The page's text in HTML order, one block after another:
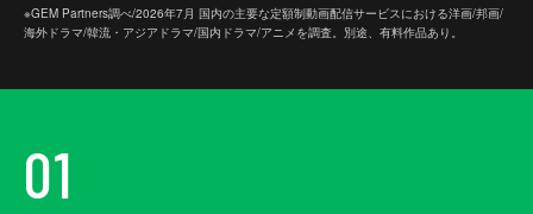
※GEM Partners調べ/2026年7⽉ 国内の主要な定額制動画配信サービスにおける洋画/邦画/
海外ドラマ/韓流・アジアドラマ/国内ドラマ/アニメを調査。別途、有料作品あり。
01